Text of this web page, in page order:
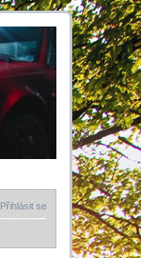
Přihlásit se